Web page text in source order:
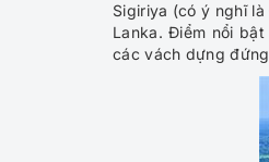
Sigiriya (có ý nghĩ
Lanka. Điểm nổi
các vách dựng